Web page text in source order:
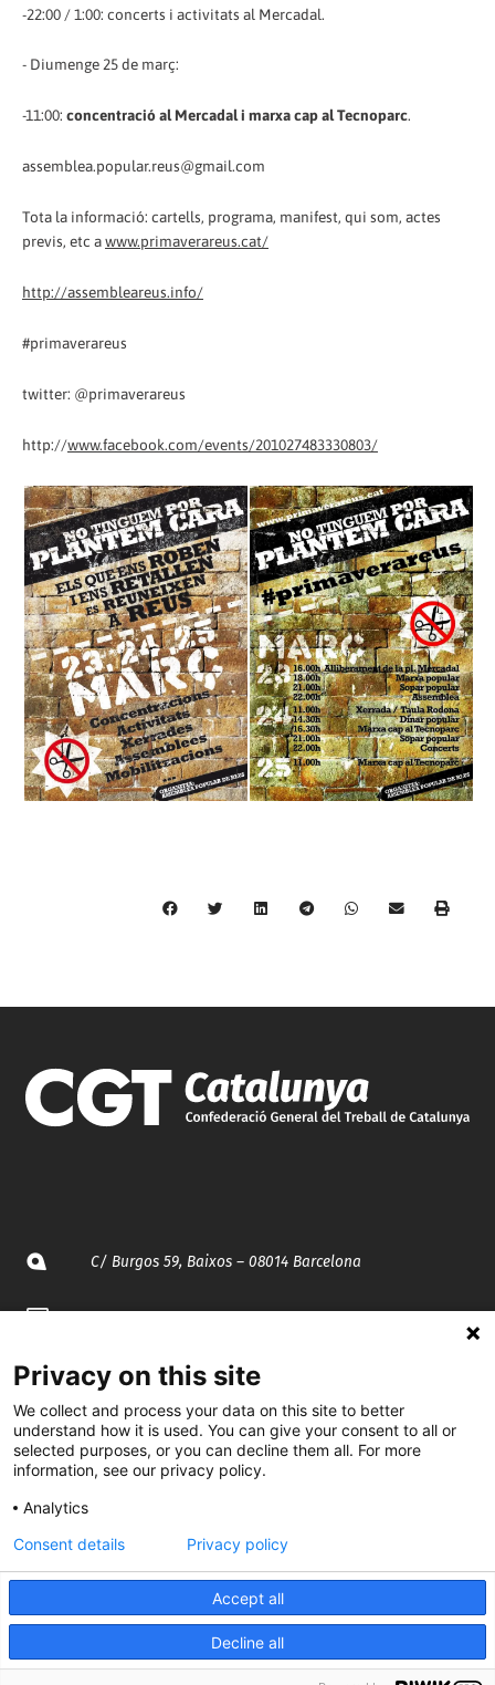
-22:00 / 1:00: concerts i activitats al Mercadal.
- Diumenge 25 de març:
-11:00: concentració al Mercadal i marxa cap al Tecnoparc.
assemblea.popular.reus@gmail.com
Tota la informació: cartells, programa, manifest, qui som, actes
previs, etc awww.primaverareus.cat/
http://assembleareus.info/
#primaverareus
twitter: @primaverareus
http://www.facebook.com/events/201027483330803/
C/ Burgos 59, Baixos – 08014 Barcelona
935 120 481
@CGTCatalunya
cgtcatalunya
Desenvolupat per
Privacy on this site
We collect and process your data on this site to better
understand how it is used. You can give your consent to all or
selected purposes, or you can decline them all. For more
information, see our privacy policy.
Analytics
Accept all
Decline all
Consent details Privacy policy